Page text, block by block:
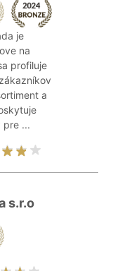
je
na
profiluje
a
pre ...
s.r.o